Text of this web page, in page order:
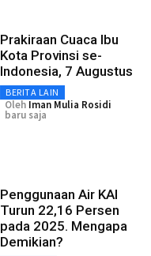
Prakiraan Cuaca Ibu
Kota Provinsi se-
Indonesia, 7 Augustus
BERITA LAIN
Oleh Iman Mulia Rosidi
baru saja
Penggunaan Air KAI
Turun 22,16 Persen
pada 2025. Mengapa
Demikian?